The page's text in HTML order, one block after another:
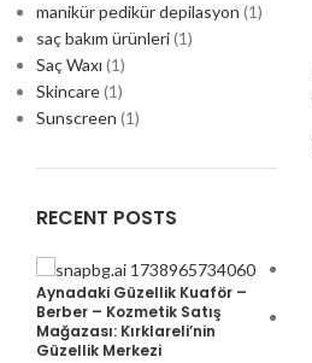
manikür pedikür depilasyon (1)
saç bakım ürünleri(1)
Saç Waxı (1)
Skincare(1)
Sunscreen (1)
RECENT POSTS
Aynadaki Güzellik Kuaför –
Berber – Kozmetik Satış
Mağazası: Kırklareli’nin
Güzellik Merkezi